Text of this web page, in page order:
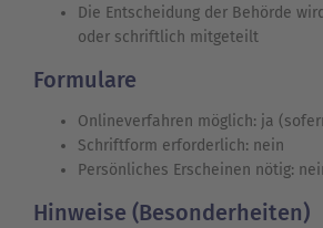
Die Entscheidung der Behörde
oder schriftlich mitgeteilt
Formulare
Onlineverfahren möglich: ja
Schriftform erforderlich: nein
Persönliches Erscheinen nötig:
Hinweise (Besonderheiten)